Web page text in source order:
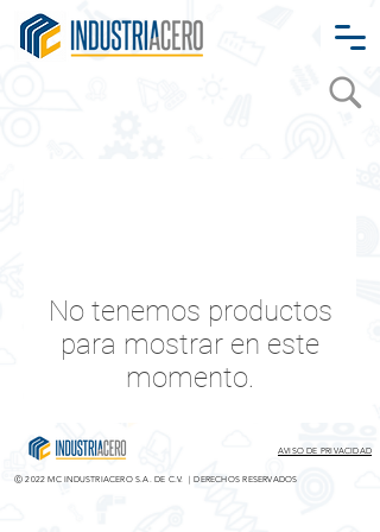
No tenemos productos
para mostrar en este
momento.
Ⓒ 2022 MC INDUSTRIACERO S.A. DE C.V. | DERECHOS RESERVADOS
AVISO DE PRIVACIDAD